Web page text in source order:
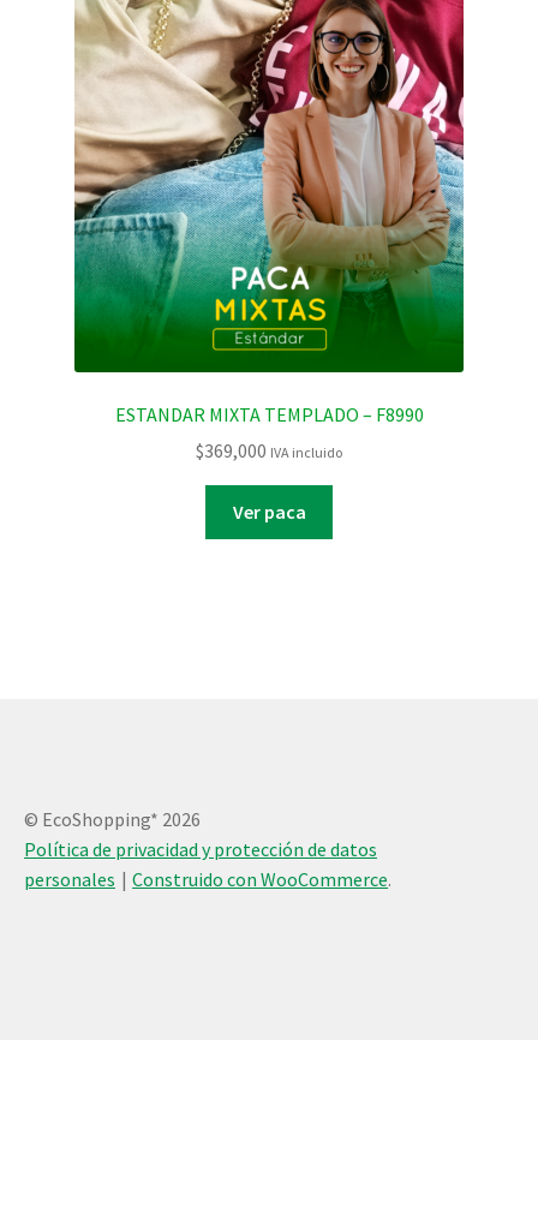
ESTANDAR MIXTA TEMPLADO – F8990
$369,000 IVA incluido
Ver paca
© EcoShopping* 2026
Política de privacidad y protección de datos
personales
Construido con WooCommerce.